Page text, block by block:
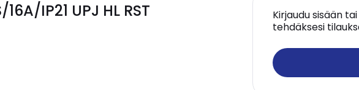
IP21 UPJ HL RST
Kirjaudu sisään
tehdäksesi